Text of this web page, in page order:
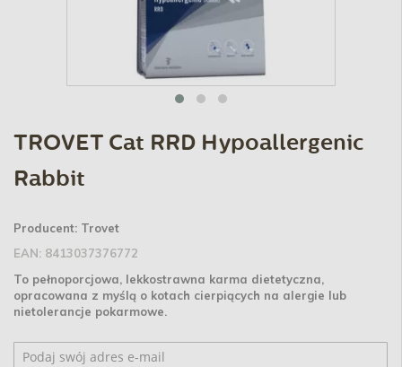
TROVET Cat RRD Hypoallergenic
Rabbit
Producent: Trovet
EAN: 8413037376772
To pełnoporcjowa, lekkostrawna karma dietetyczna,
opracowana z myślą o kotach cierpiących na alergie lub
nietolerancje pokarmowe.